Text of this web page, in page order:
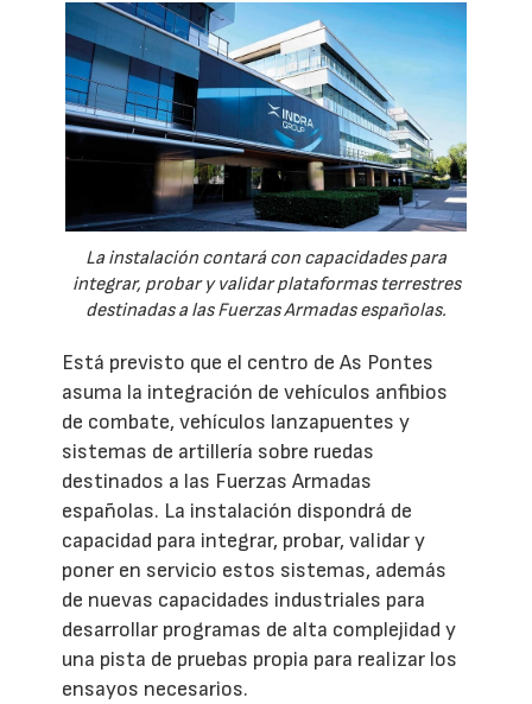
La instalación contará con capacidades para
integrar, probar y validar plataformas terrestres
destinadas a las Fuerzas Armadas españolas.
Está previsto que el centro de As Pontes
asuma la integración de vehículos anfibios
de combate, vehículos lanzapuentes y
sistemas de artillería sobre ruedas
destinados a las Fuerzas Armadas
españolas. La instalación dispondrá de
capacidad para integrar, probar, validar y
poner en servicio estos sistemas, además
de nuevas capacidades industriales para
desarrollar programas de alta complejidad y
una pista de pruebas propia para realizar los
ensayos necesarios.